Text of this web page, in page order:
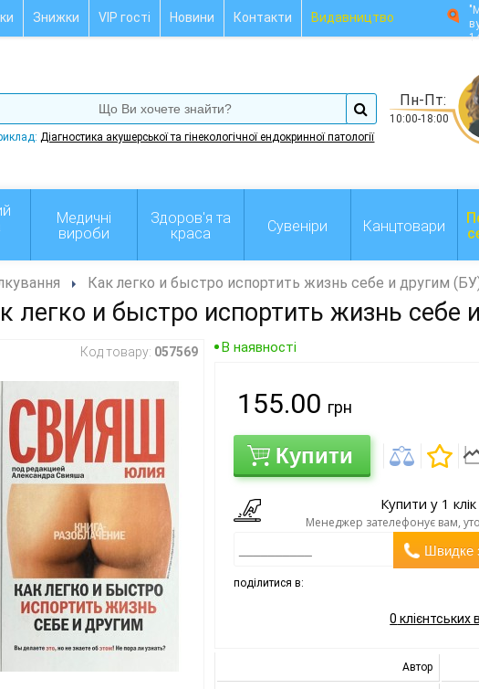
Знижки VIP гості Новини Контакти Видавництво
Пн-Пт:
10:00-18:00
Діагностика акушерської та гінекологічної ендокринної патології
Медичні
вироби
Здоров'я та
краса
Сувеніри Канцтовари
Как легко и быстро испортить жизнь себе и другим
легко и быстро испортить жизнь
Код товару: 057569 В наявності
155.00 грн
Купити
Купити у 1 клік
Менеджер зателефонує вам,
Швидке
поділитися в:
0 клієнтських
Автор